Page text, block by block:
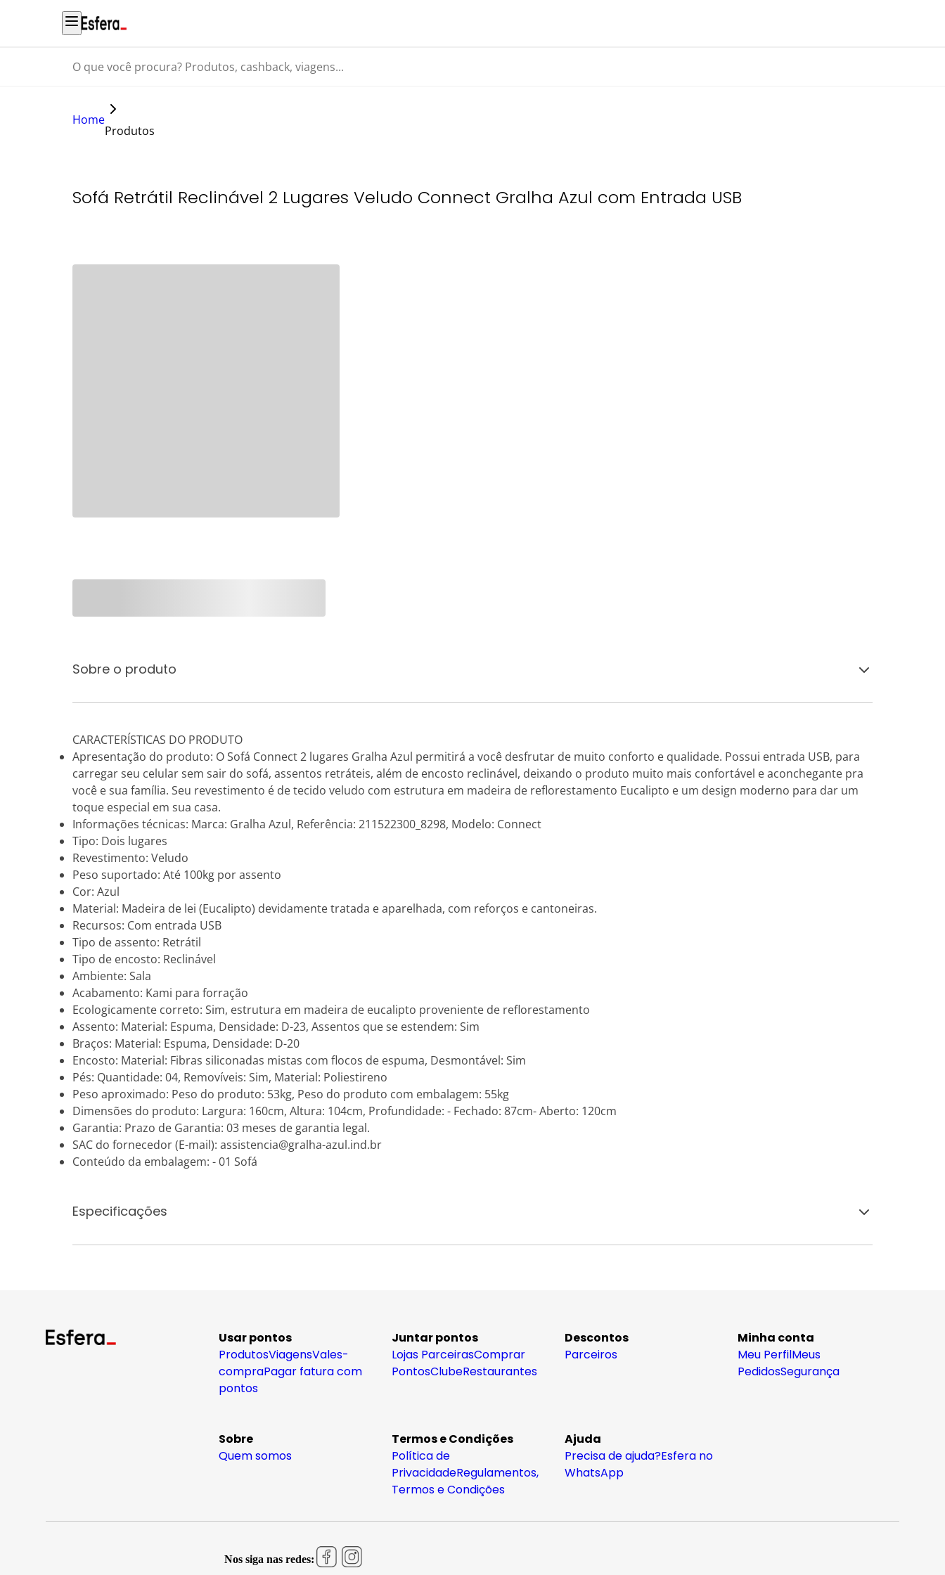
O que você procura? Produtos, cashback, viagens...
Home
Produtos
Sofá Retrátil Reclinável 2 Lugares Veludo Connect Gralha Azul com Entrada USB
Sobre o produto
CARACTERÍSTICAS DO PRODUTO
Apresentação do produto: O Sofá Connect 2 lugares Gralha Azul permitirá a você desfrutar de muito conforto e qualidade. Possui entrada USB, para
carregar seu celular sem sair do sofá, assentos retráteis, além de encosto reclinável, deixando o produto muito mais confortável e aconchegante pra
você e sua família. Seu revestimento é de tecido veludo com estrutura em madeira de reflorestamento Eucalipto e um design moderno para dar um
toque especial em sua casa.
Informações técnicas: Marca: Gralha Azul, Referência: 211522300_8298, Modelo: Connect
Tipo: Dois lugares
Revestimento: Veludo
Peso suportado: Até 100kg por assento
Cor: Azul
Material: Madeira de lei (Eucalipto) devidamente tratada e aparelhada, com reforços e cantoneiras.
Recursos: Com entrada USB
Tipo de assento: Retrátil
Tipo de encosto: Reclinável
Ambiente: Sala
Acabamento: Kami para forração
Ecologicamente correto: Sim, estrutura em madeira de eucalipto proveniente de reflorestamento
Assento: Material: Espuma, Densidade: D-23, Assentos que se estendem: Sim
Braços: Material: Espuma, Densidade: D-20
Encosto: Material: Fibras siliconadas mistas com flocos de espuma, Desmontável: Sim
Pés: Quantidade: 04, Removíveis: Sim, Material: Poliestireno
Peso aproximado: Peso do produto: 53kg, Peso do produto com embalagem: 55kg
Dimensões do produto: Largura: 160cm, Altura: 104cm, Profundidade: - Fechado: 87cm- Aberto: 120cm
Garantia: Prazo de Garantia: 03 meses de garantia legal.
SAC do fornecedor (E-mail): assistencia@gralha-azul.ind.br
Conteúdo da embalagem: - 01 Sofá
Especificações
Usar pontos
ProdutosViagensVales-
compraPagar fatura com
pontos
Juntar pontos
Lojas ParceirasComprar
PontosClubeRestaurantes
Descontos
Parceiros
Minha conta
Meu PerfilMeus
PedidosSegurança
Sobre
Quem somos
Termos e Condições
Política de
PrivacidadeRegulamentos,
Termos e Condições
Ajuda
Precisa de ajuda?Esfera no
WhatsApp
Nos siga nas redes: